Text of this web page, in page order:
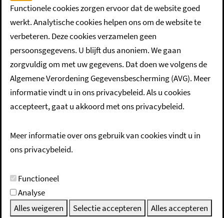
Maatschappelijke zorg
en jeugd
Beleidsnota's
Lokaal Preventieakkoord
Inclusie Centraal - Helmond-Peel
Sociale structuurvisie gemeente Someren 2030
kB)
Functionele cookies zorgen ervoor dat de website goed
werkt. Analytische cookies helpen ons om de website te
verbeteren. Deze cookies verzamelen geen
persoonsgegevens. U blijft dus anoniem. We gaan
zorgvuldig om met uw gegevens. Dat doen we volgens de
Algemene Verordening Gegevensbescherming (AVG). Meer
informatie vindt u in ons privacybeleid. Als u cookies
accepteert, gaat u akkoord met ons privacybeleid.
Meer informatie over ons gebruik van cookies vindt u in
ons privacybeleid.
Functioneel
Analyse
Alles weigeren
Selectie accepteren Alles accepteren